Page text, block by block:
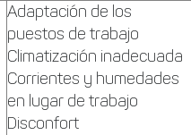
Adaptación de los
puestos de trabajo
Climatización inadecuada
Corrientes y humedades
en lugar de trabajo
Disconfort